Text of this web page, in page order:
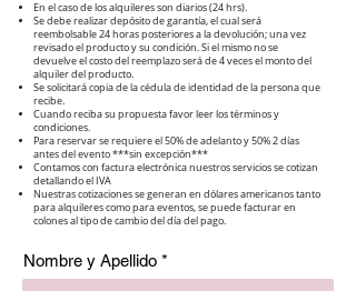
En el caso de los alquileres son diarios (24 hrs).
Se debe realizar depósito de garantía, el cual será
reembolsable 24 horas posteriores a la devolución; una vez
revisado el producto y su condición. Si el mismo no se
devuelve el costo del reemplazo será de 4 veces el monto del
alquiler del producto.
Se solicitará copia de la cédula de identidad de la persona que
recibe.
Cuando reciba su propuesta favor leer los términos y
condiciones.
Para reservar se requiere el 50% de adelanto y 50% 2 días
antes del evento ***sin excepción***
Contamos con factura electrónica nuestros servicios se cotizan
detallando el IVA
Nuestras cotizaciones se generan en dólares americanos tanto
para alquileres como para eventos, se puede facturar en
colones al tipo de cambio del día del pago.
Nombre y Apellido